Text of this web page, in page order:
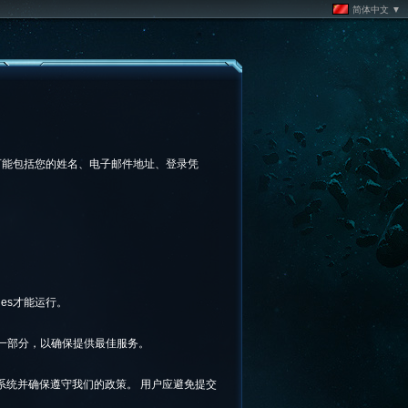
简体中文 ▼
包括您的姓名、电子邮件地址、登录凭
才能运行。
分，以确保提供最佳服务。
并确保遵守我们的政策。 用户应避免提交